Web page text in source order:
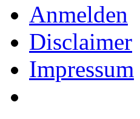
Anmelden
Disclaimer
Impressum